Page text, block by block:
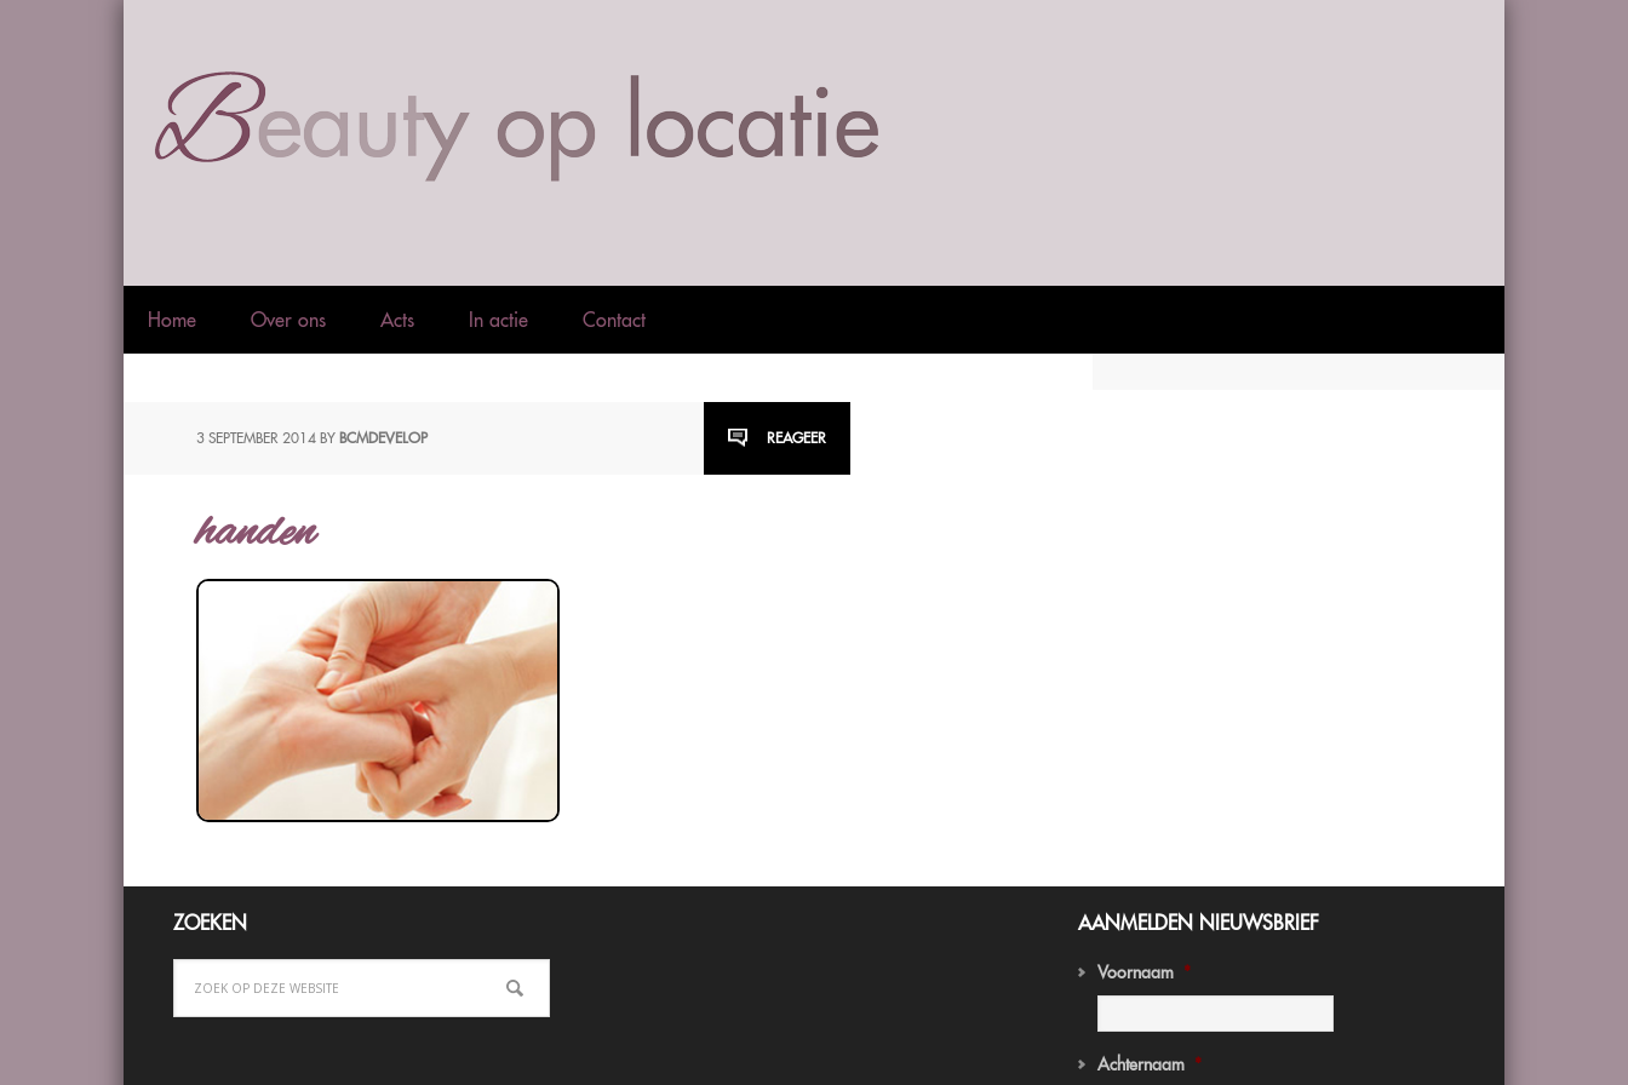
Home Over ons Acts In actie Contact
3 SEPTEMBER 2014 BY BCMDEVELOP REAGEER
handen
ZOEKEN AANMELDEN NIEUWSBRIEF
Voornaam *
Achternaam *